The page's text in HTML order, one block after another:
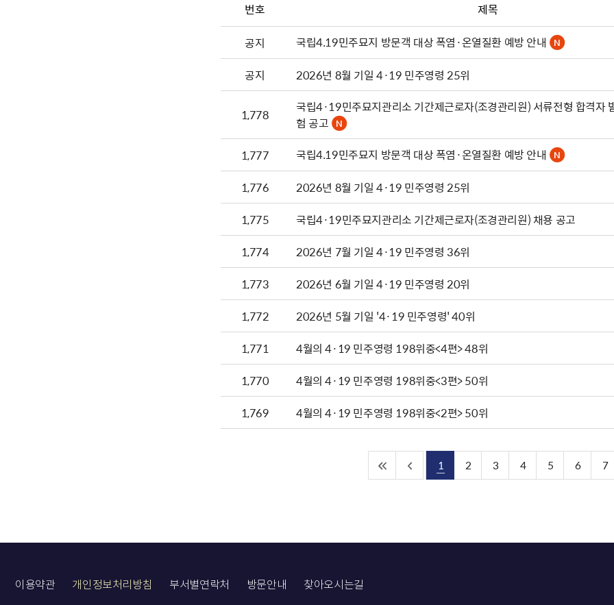
번호 제목
공지
국립4.19민주묘지 방문객 대상 폭염·온열질환 예방 안내
공지
2026년 8월 기일 4·19 민주영령 25위
1,778
국립4·19민주묘지관리소 기간제근로자(조경관리원) 서류전형 합격자
험 공고
1,777
국립4.19민주묘지 방문객 대상 폭염·온열질환 예방 안내
1,776
2026년 8월 기일 4·19 민주영령 25위
1,775
국립4·19민주묘지관리소 기간제근로자(조경관리원) 채용 공고
1,774
2026년 7월 기일 4·19 민주영령 36위
1,773
2026년 6월 기일 4·19 민주영령 20위
1,772
2026년 5월 기일 '4·19 민주영령' 40위
1,771
4월의 4·19 민주영령 198위중<4편> 48위
1,770
4월의 4·19 민주영령 198위중<3편> 50위
1,769
4월의 4·19 민주영령 198위중<2편> 50위
1 2 3 4 5 6 7
이용약관 개인정보처리방침 부서별연락처 방문안내 찾아오시는길